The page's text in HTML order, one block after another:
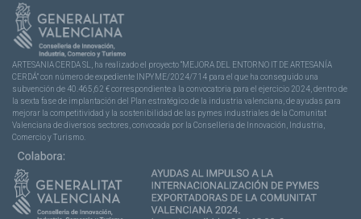
ARTESANIA CERDA SL, ha realizado el proyecto “MEJORA DEL ENTORNO IT DE ARTESANÍA
CERDÁ” con número de expediente INPYME/2024/714 para el que ha conseguido una
subvención de 40.465,62 € correspondiente a la convocatoria para el ejercicio 2024, dentro de
la sexta fase de implantación del Plan estratégico de la industria valenciana, de ayudas para
mejorar la competitividad y la sostenibilidad de las pymes industriales de la Comunitat
Valenciana de diversos sectores, convocada por la Conselleria de Innovación, Industria,
Comercio y Turismo.